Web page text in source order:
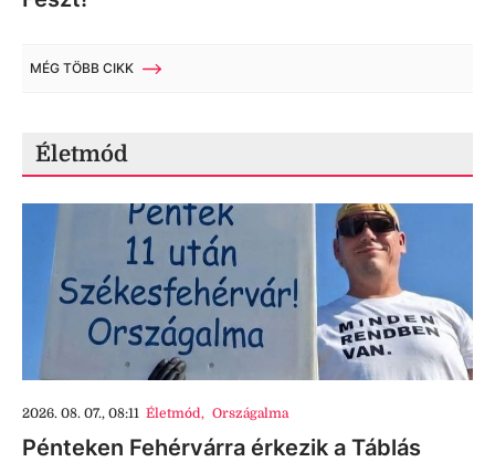
MÉG TÖBB CIKK
Életmód
2026. 08. 07., 08:11 Életmód, Országalma
Pénteken Fehérvárra érkezik a Táblás